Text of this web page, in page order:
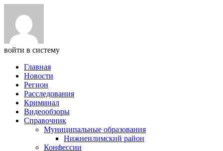
войти в систему
Главная
Новости
Регион
Расследования
Криминал
Видеообзоры
Справочник
Муниципальные образования
Нижнеилимский район
Конфессии